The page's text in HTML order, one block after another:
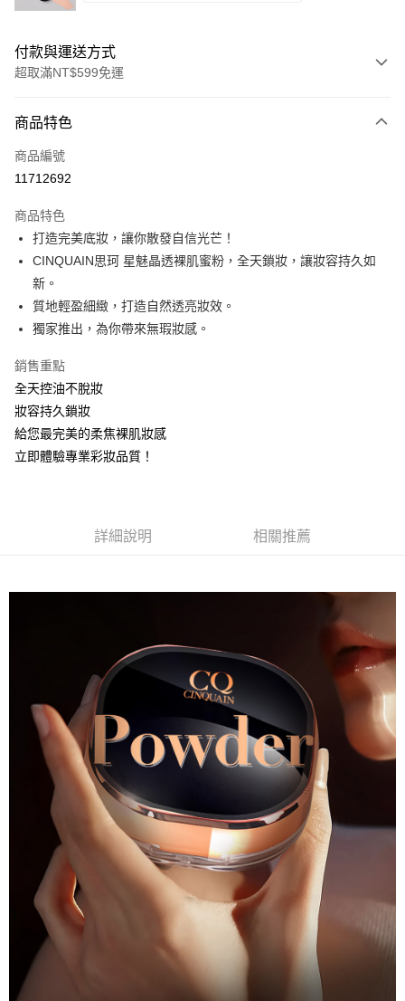
付款與運送方式
超取滿NT$599免運
信用卡一次付款
超商取貨付款
Apple Pay
街口支付
悠遊付
ATM付款
全家取貨付款
每筆NT$85，滿NT$599(含以上)免運費
付款後全家取貨
每筆NT$85，滿NT$599(含以上)免運費
(FedEx)海外配送 查看運費
商品特色
商品編號
11712692
商品特色
打造完美底妝，讓你散發自信光芒！
CINQUAIN思珂 星魅晶透裸肌蜜粉，全天鎖妝，讓妝容持久如
新。
質地輕盈細緻，打造自然透亮妝效。
獨家推出，為你帶來無瑕妝感。
銷售重點
全天控油不脫妝
妝容持久鎖妝
給您最完美的柔焦裸肌妝感
立即體驗專業彩妝品質！
詳細說明 相關推薦